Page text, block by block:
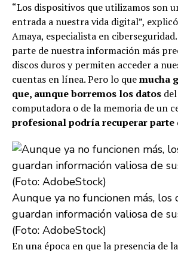
“Los dispositivos que utilizamos son
entrada a nuestra vida digital”,
Amaya, especialista en
parte de nuestra información más
discos duros y permiten acceder a
cuentas en línea. Pero lo quemucha
que, aunque borremos los datos
computadora o de la memoria de un
profesional podría recuperar parte
Aunque ya no funcionen más, los
guardan información valiosa de
(Foto: AdobeStock)
En una época en que la presencia de